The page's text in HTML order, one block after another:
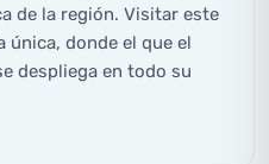
de la región. Visitar este
única, donde el que el
despliega en todo su